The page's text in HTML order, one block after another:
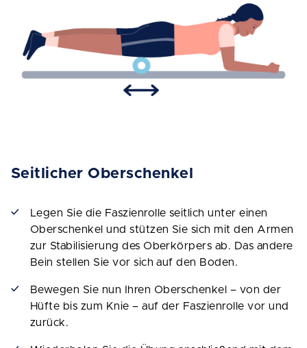
Seitlicher Oberschenkel
Legen Sie die Faszienrolle seitlich unter einen
Oberschenkel und stützen Sie sich mit den Armen
zur Stabilisierung des Oberkörpers ab. Das andere
Bein stellen Sie vor sich auf den Boden.
Bewegen Sie nun Ihren Oberschenkel – von der
Hüfte bis zum Knie – auf der Faszienrolle vor und
zurück.